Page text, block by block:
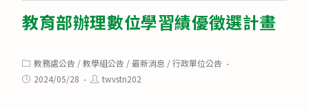
教育部辦理數位學習績優徵選計畫
Post
category:
教務處公告 /教學組公告 /最新消息 /行政單位公告
Post2024/05/28
Posttwvstn202